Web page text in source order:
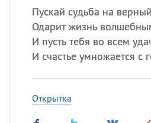
Пускай судьба на
Одарит жизнь
И пусть тебя во всем
И счастье умножается с
Открытка